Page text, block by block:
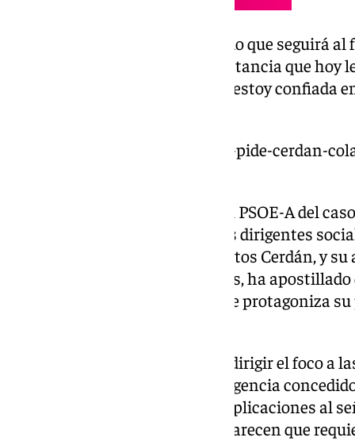
La líder del PSOE-A ha asegurado que seguirá
las encuestas mantengan la distancia que hoy
a ganar la Junta de Andalucía y estoy confiada
https://www.101tv.es/montero-pide-cerdan-
Preguntada por el impacto en el PSOE-A del
presuntamente a ex destacados dirigentes
secretario de Organización, Santos Cerdán, y
de Transportes, José Luis Ábalos, ha
más los casos de corrupción que protagoniza
También ha aprovechado para dirigir el foco a
acerca de los contratos de emergencia
Salud. «¿Por qué nadie le pide explicaciones al
casos de corrupción? A mí me parecen que